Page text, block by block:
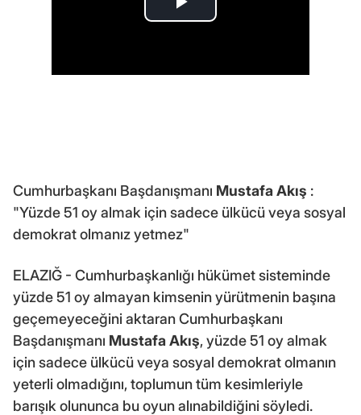
Cumhurbaşkanı Başdanışmanı Mustafa Akış :
"Yüzde 51 oy almak için sadece ülkücü veya sosyal
demokrat olmanız yetmez"
ELAZIĞ - Cumhurbaşkanlığı hükümet sisteminde
yüzde 51 oy almayan kimsenin yürütmenin başına
geçemeyeceğini aktaran Cumhurbaşkanı
Başdanışmanı Mustafa Akış, yüzde 51 oy almak
için sadece ülkücü veya sosyal demokrat olmanın
yeterli olmadığını, toplumun tüm kesimleriyle
barışık olununca bu oyun alınabildiğini söyledi.